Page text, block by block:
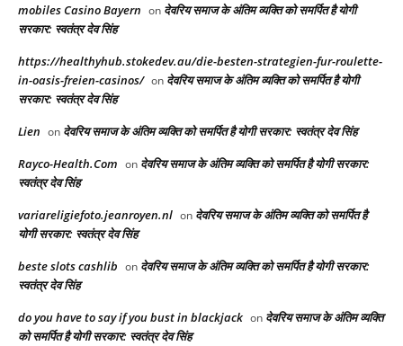
mobiles Casino Bayern on देवरिय समाज के अंतिम व्यक्ति को समर्पित है योगी
सरकार: स्वतंत्र देव सिंह
https://healthyhub.stokedev.au/die-besten-strategien-fur-roulette-
in-oasis-freien-casinos/ on देवरिय समाज के अंतिम व्यक्ति को समर्पित है योगी
सरकार: स्वतंत्र देव सिंह
Lien on देवरिय समाज के अंतिम व्यक्ति को समर्पित है योगी सरकार: स्वतंत्र देव सिंह
Rayco-Health.Com on देवरिय समाज के अंतिम व्यक्ति को समर्पित है योगी सरकार:
स्वतंत्र देव सिंह
variareligiefoto.jeanroyen.nl on देवरिय समाज के अंतिम व्यक्ति को समर्पित है
योगी सरकार: स्वतंत्र देव सिंह
beste slots cashlib on देवरिय समाज के अंतिम व्यक्ति को समर्पित है योगी सरकार:
स्वतंत्र देव सिंह
do you have to say if you bust in blackjack on देवरिय समाज के अंतिम व्यक्ति
को समर्पित है योगी सरकार: स्वतंत्र देव सिंह